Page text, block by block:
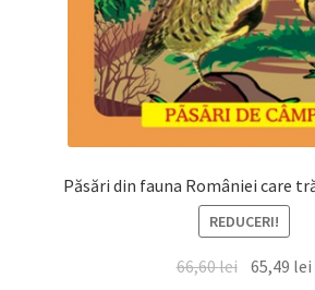
Păsări din fauna României care
REDUCERI!
66,60lei Prețul
65,49 lei